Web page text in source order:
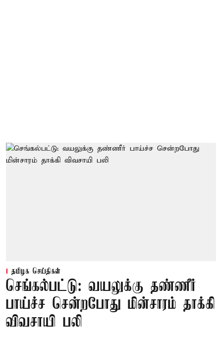
தமிழக செய்திகள்
செங்கல்பட்டு: வயலுக்கு தண்ணீர்
பாய்ச்ச சென்றபோது மின்சாரம் தாக்கி
விவசாயி பலி